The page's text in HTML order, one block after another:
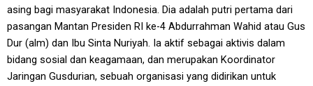
asing bagi masyarakat Indonesia. Dia adalah putri pertama dari
pasangan Mantan Presiden RI ke-4 Abdurrahman Wahid atau Gus
Dur (alm) dan Ibu Sinta Nuriyah. Ia aktif sebagai aktivis dalam
bidang sosial dan keagamaan, dan merupakan Koordinator
Jaringan Gusdurian, sebuah organisasi yang didirikan untuk